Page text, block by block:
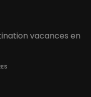
vacances en